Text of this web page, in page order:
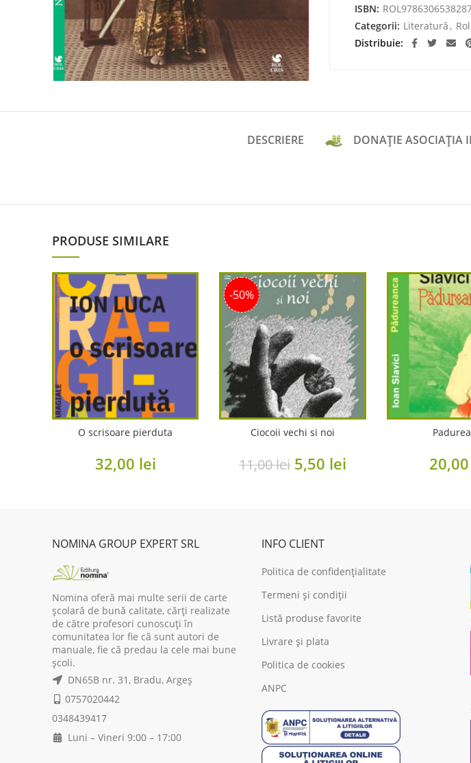
ISBN:
Categorii: Literatură ,
Distribuie
DESCRIERE DONAȚIE ASOCIAȚIA
PRODUSE SIMILARE
O scrisoare pierduta
32,00 lei
-50%
Ciocoii vechi si noi
11,00lei Original
5,50 lei 20,00
NOMINA GROUP EXPERT SRL
Nomina oferă mai multe serii de carte
școlară de bună calitate, cărți realizate
de către profesori cunoscuți în
comunitatea lor fie că sunt autori de
manuale, fie că predau la cele mai bune
școli.
DN65B nr. 31, Bradu, Argeș
0757020442
0348439417
Luni – Vineri 9:00 – 17:00
INFO CLIENT
Politica de confidențialitate
Termeni și condiții
Listă produse favorite
Livrare și plata
Politica de cookies
ANPC